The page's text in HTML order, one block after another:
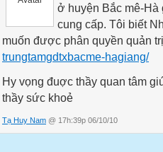
của các bạn cần:
Cài hệ điều hành Windows
Sử dụng bộ office XP, 2003.
Bạn có thể sử dụng trực
đĩa CD hoặc cài vào ổ đĩa
Trong quá trình cài đặt và
Lớp thiết bị giáo dục Tuyên
ở huyện Bắc mê-Hà
cung cấp. Tôi biết
muốn được phân quyền quản
trungtamgdtxbacme-hagiang/
Hy vọng đuợc thầy quan tâm
thầy sức khoẻ
Tạ Huy Nam @ 17h:39p 06/10/10